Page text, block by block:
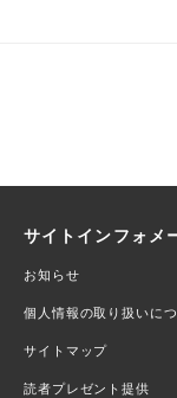
サイトインフォメ
お知らせ
個人情報の取り扱いに
サイトマップ
読者プレゼント提供